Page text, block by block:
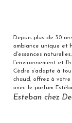
Depuis plus de 30
ambiance unique et
d’essences
l’environnement et
Cèdre s’adapte à
chaud, offrez à
avec le parfum
Esteban chez